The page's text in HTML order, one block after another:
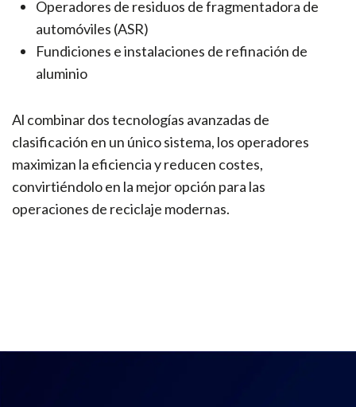
Operadores de residuos de fragmentadora de
automóviles (ASR)
Fundiciones e instalaciones de refinación de
aluminio
Al combinar dos tecnologías avanzadas de
clasificación en un único sistema, los operadores
maximizan la eficiencia y reducen costes,
convirtiéndolo en la mejor opción para las
operaciones de reciclaje modernas.